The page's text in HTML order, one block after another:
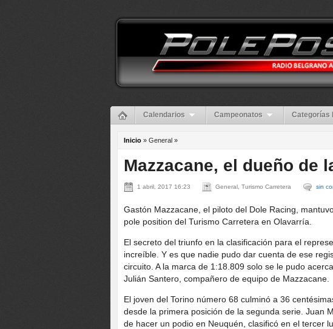
Calendarios Campeonatos Categorías
Inicio » General »
Mazzacane, el dueño de
1 abril, 2017 16:23 General, Turismo Carretera sin
Gastón Mazzacane, el piloto del Dole Racing,
pole position del Turismo Carretera en Olavarría.
El secreto del triunfo en la clasificación para el
increíble. Y es que nadie pudo dar cuenta de ese
circuito. A la marca de 1:18.809 solo se le pudo
Julián Santero, compañero de equipo de Mazzacane.
El joven del Torino número 68 culminó a 36
desde la primera posición de la segunda serie. Juan
de hacer un podio en Neuquén, clasificó en el tercer